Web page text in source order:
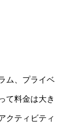
ム、プライベ
て料金は大き
クティビティ